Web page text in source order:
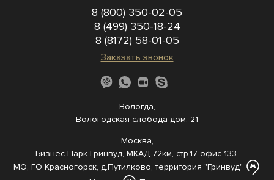
8 (800) 350-02-05
8 (499) 350-18-24
8 (8172) 58-01-05
Заказать звонок
Вологда,
Вологодская слобода дом. 21
Москва,
Бизнес-Парк Гринвуд, МКАД 72км, стр.17 офис 133.
МО, ГО Красногорск, д.Путилково, территория "Гринвуд"